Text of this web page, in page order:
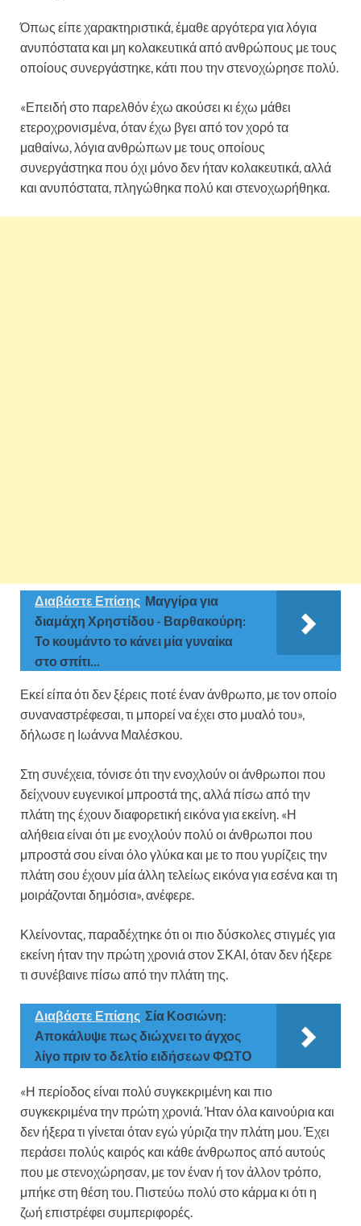
Όπως είπε χαρακτηριστικά, έμαθε αργότερα για λόγια
ανυπόστατα και μη κολακευτικά από ανθρώπους με τους
οποίους συνεργάστηκε, κάτι που την στενοχώρησε πολύ.
«Επειδή στο παρελθόν έχω ακούσει κι έχω μάθει
ετεροχρονισμένα, όταν έχω βγει από τον χορό τα
μαθαίνω, λόγια ανθρώπων με τους οποίους
συνεργάστηκα που όχι μόνο δεν ήταν κολακευτικά, αλλά
και ανυπόστατα, πληγώθηκα πολύ και στενοχωρήθηκα.
Διαβάστε Επίσης Μαγγίρα για
διαμάχη Χρηστίδου - Βαρθακούρη:
Το κουμάντο το κάνει μία γυναίκα
στο σπίτι...
Εκεί είπα ότι δεν ξέρεις ποτέ έναν άνθρωπο, με τον οποίο
συναναστρέφεσαι, τι μπορεί να έχει στο μυαλό του»,
δήλωσε η Ιωάννα Μαλέσκου.
Στη συνέχεια, τόνισε ότι την ενοχλούν οι άνθρωποι που
δείχνουν ευγενικοί μπροστά της, αλλά πίσω από την
πλάτη της έχουν διαφορετική εικόνα για εκείνη. «Η
αλήθεια είναι ότι με ενοχλούν πολύ οι άνθρωποι που
μπροστά σου είναι όλο γλύκα και με το που γυρίζεις την
πλάτη σου έχουν μία άλλη τελείως εικόνα για εσένα και τη
μοιράζονται δημόσια», ανέφερε.
Κλείνοντας, παραδέχτηκε ότι οι πιο δύσκολες στιγμές για
εκείνη ήταν την πρώτη χρονιά στον ΣΚΑΙ, όταν δεν ήξερε
τι συνέβαινε πίσω από την πλάτη της.
Διαβάστε Επίσης Σία Κοσιώνη:
Αποκάλυψε πως διώχνει το άγχος
λίγο πριν το δελτίο ειδήσεων ΦΩΤΟ
«Η περίοδος είναι πολύ συγκεκριμένη και πιο
συγκεκριμένα την πρώτη χρονιά. Ήταν όλα καινούρια και
δεν ήξερα τι γίνεται όταν εγώ γύριζα την πλάτη μου. Έχει
περάσει πολύς καιρός και κάθε άνθρωπος από αυτούς
που με στενοχώρησαν, με τον έναν ή τον άλλον τρόπο,
μπήκε στη θέση του. Πιστεύω πολύ στο κάρμα κι ότι η
ζωή επιστρέφει συμπεριφορές.